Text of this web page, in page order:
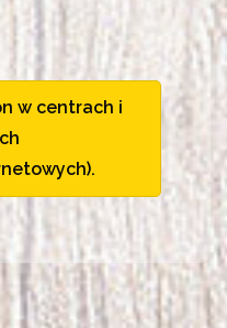
w centrach i